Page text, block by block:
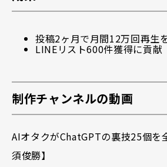
投稿2ヶ月で月間12万回再生
LINEリスト600件獲得に貢献
制作チャンネルの動画
AIオタクがChatGPTの裏技25個を
須俊勝】